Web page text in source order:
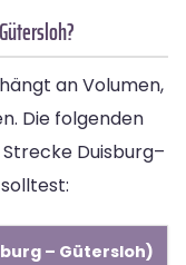
an Volumen,
Die folgenden
Duisburg–
– Gütersloh)